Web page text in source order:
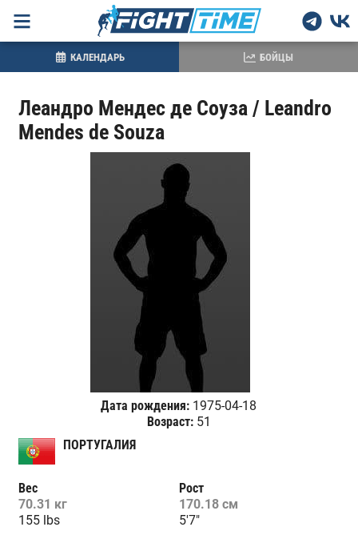
Леандро Мендес де Соуза / Leandro
Mendes de Souza
Дата рождения: 1975-04-18
Возраст:51
ПОРТУГАЛИЯ
Вес
70.31 кг
155 lbs
Рост
170.18 см
5'7"
КАЛЕНДАРЬ БОЙЦЫ